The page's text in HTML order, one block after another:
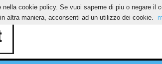
cookie policy. Se vuoi saperne di piu o negare il
altra maniera, acconsenti ad un utilizzo dei cookie.